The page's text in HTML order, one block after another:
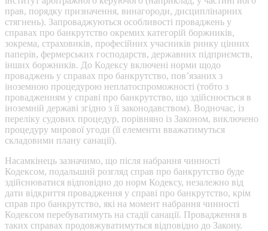
прав, порядку призначення, винагороди, дисциплінарних
стягнень). Запроваджуються особливості проваджень у
справах про банкрутство окремих категорій боржників,
зокрема, страховиків, професійних учасників ринку цінних
паперів, фермерських господарств, державних підприємств,
інших боржників. До Кодексу включені норми щодо
проваджень у справах про банкрутство, пов’язаних з
іноземною процедурою неплатоспроможності (тобто з
провадженням у справі про банкрутство, що здійснюється в
іноземній державі згідно з її законодавством). Водночас, із
переліку судових процедур, порівняно із Законом, виключено
процедуру мирової угоди (її елементи вважатимуться
складовими плану санації).
Насамкінець зазначимо, що після набрання чинності
Кодексом, подальший розгляд справ про банкрутство буде
здійснюватися відповідно до норм Кодексу, незалежно від
дати відкриття провадження у справі про банкрутство, крім
справ про банкрутство, які на момент набрання чинності
Кодексом перебуватимуть на стадії санації. Провадження в
таких справах продовжуватимуться відповідно до Закону.